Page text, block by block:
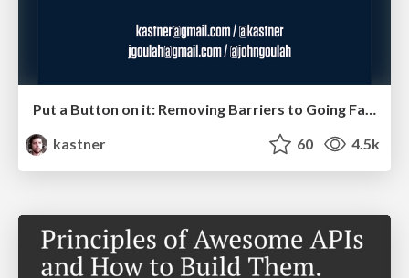
Put a Button on it: Removing Barriers to Going Fast.
kastner
60 4.5k